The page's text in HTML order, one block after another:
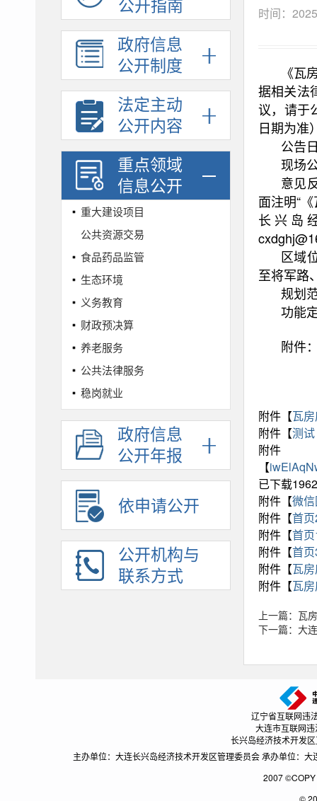
政府信息
公开制度
法定主动
公开内容
重点领域
信息公开
重大建设项目
公共资源交易
食品药品监管
生态环境
义务教育
财政预决算
养老服务
公共法律服务
稳岗就业
城乡规划
基层政务公开标准目录
规划公示
农村集体土地征收
社会救助
保障性住房
国有土地上房屋征收与补偿
救灾
政府信息
公开年报
依申请公开
公开机构与
联系方式
时间：
《瓦
据相关法
议，请于
日期为准
公告
现场
意见
面注明“
长兴岛
区域
至将军路
规划
功能
附件
附件【瓦
附件【测
附件
【
已下载1962
附件【微
附件【首
附件【首
附件【首
附件【瓦
附件【瓦
上一篇：瓦
下一篇：大
辽宁省互联网违
大连市互联网
长兴岛经济技术开发
主办单位：大连长兴岛经济技术开发区管理委员会 承办单位：
2007 ©COPY
©